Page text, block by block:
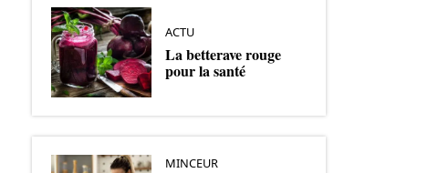
ACTU
La betterave rouge
pour la santé
MINCEUR